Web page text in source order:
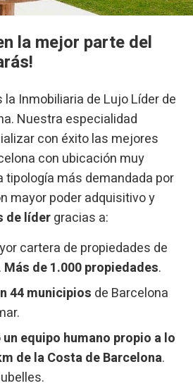
la mejor parte del
Inmobiliaria de Lujo Líder de
Nuestra especialidad
con éxito las mejores
con ubicación muy
tipología más demandada por
mayor poder adquisitivo y
de lídergracias a:
cartera de propiedades de
Más de 1.000 propiedades.
44 municipios de Barcelona
un equipo humano propio a lo
de la Costa de Barcelona.
para almacenar información
y elecciones personales del usuario
ellas, podemos conocer los hábitos
web y mostrar publicidad
de navegación del usuario.